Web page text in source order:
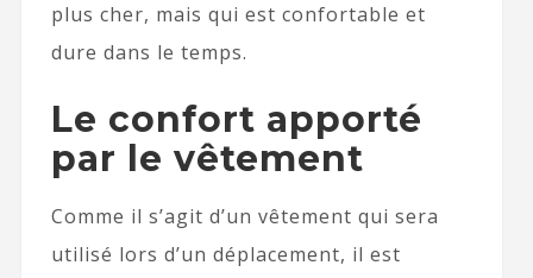
plus cher, mais qui est confortable et
dure dans le temps.
Le confort apporté
par le vêtement
Comme il s’agit d’un vêtement qui sera
utilisé lors d’un déplacement, il est